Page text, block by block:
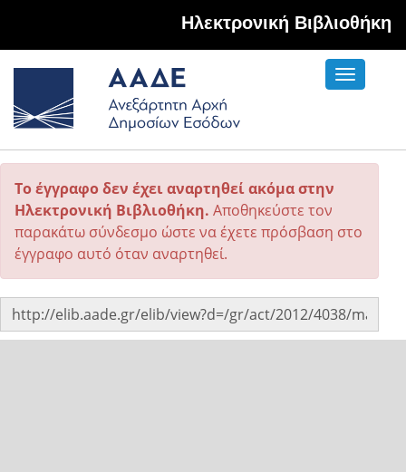
Hλεκτρονική Βιβλιοθήκη
Toggle
Το έγγραφο δεν έχει αναρτηθεί ακόμα στην
Ηλεκτρονική Βιβλιοθήκη. Αποθηκεύστε τον
παρακάτω σύνδεσμο ώστε να έχετε πρόσβαση στο
έγγραφο αυτό όταν αναρτηθεί.